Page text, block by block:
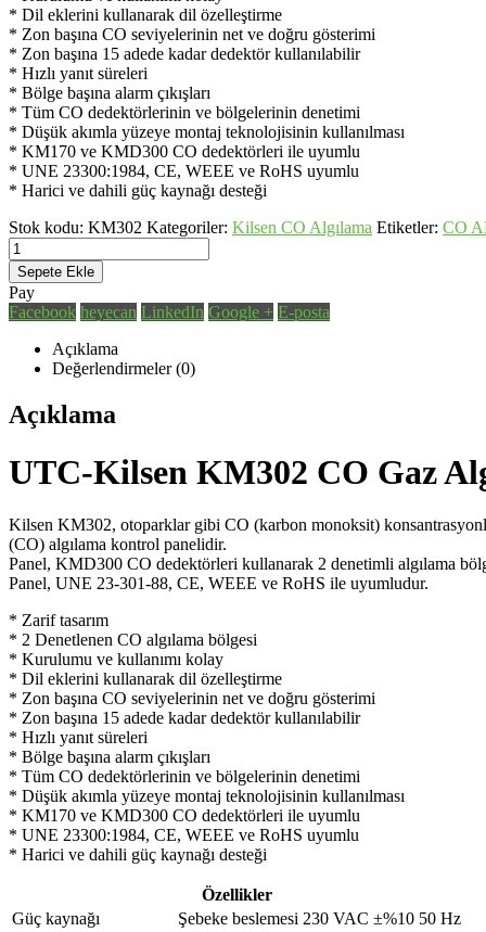
* Dil eklerini kullanarak dil özelleştirme
* Zon başına CO seviyelerinin net ve doğru gösterimi
* Zon başına 15 adede kadar dedektör kullanılabilir
* Hızlı yanıt süreleri
* Bölge başına alarm çıkışları
* Tüm CO dedektörlerinin ve bölgelerinin denetimi
* Düşük akımla yüzeye montaj teknolojisinin kullanılması
* KM170 ve KMD300 CO dedektörleri ile uyumlu
* UNE 23300:1984, CE, WEEE ve RoHS uyumlu
* Harici ve dahili güç kaynağı desteği
Stok kodu: KM302 Kategoriler: Kilsen CO Algılama Etiketler: CO
Sepete Ekle
Pay
Facebook heyecan LinkedIn Google + E-posta
Açıklama
Değerlendirmeler (0)
Açıklama
UTC-Kilsen KM302 CO Gaz
Kilsen KM302, otoparklar gibi CO (karbon monoksit)
(CO) algılama kontrol panelidir.
Panel, KMD300 CO dedektörleri kullanarak 2 denetimli algılama
Panel, UNE 23-301-88, CE, WEEE ve RoHS ile uyumludur.
* Zarif tasarım
* 2 Denetlenen CO algılama bölgesi
* Kurulumu ve kullanımı kolay
* Dil eklerini kullanarak dil özelleştirme
* Zon başına CO seviyelerinin net ve doğru gösterimi
* Zon başına 15 adede kadar dedektör kullanılabilir
* Hızlı yanıt süreleri
* Bölge başına alarm çıkışları
* Tüm CO dedektörlerinin ve bölgelerinin denetimi
* Düşük akımla yüzeye montaj teknolojisinin kullanılması
* KM170 ve KMD300 CO dedektörleri ile uyumlu
* UNE 23300:1984, CE, WEEE ve RoHS uyumlu
* Harici ve dahili güç kaynağı desteği
Özellikler
Güç kaynağı
Şebeke beslemesi 230 VAC ±%10 50 Hz